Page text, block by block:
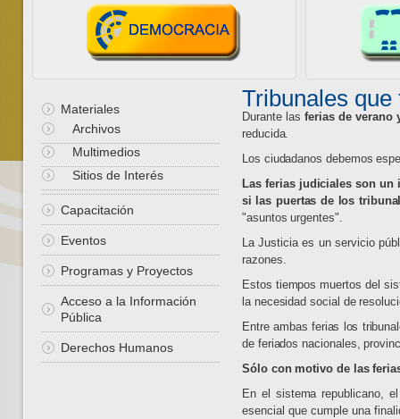
Materiales
Archivos
Multimedios
Sitios de Interés
Capacitación
Eventos
Programas y Proyectos
Acceso a la Información
Pública
Derechos Humanos
Tribunales que
Durante lasferias de verano
reducida.
Los ciudadanos debemos
Las ferias judiciales son un
si las puertas de los
"asuntos urgentes".
La Justiciaes un servicio
razones.
Estos tiempos muertos del
la necesidad social de
Entre ambas ferias los
de feriados nacionales,
Sólo con motivo de las
En el sistema republicano,
esencial que cumple una